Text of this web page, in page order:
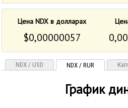
Цена NDX в долларах
$0,00000057
NDX / USD NDX / RUR
График